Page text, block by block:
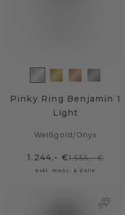
Pinky Ring Benjamin 1
Light
Weißgold/Onyx
1.244,- €1.555,- €
Exkl. MwSt. & Zölle